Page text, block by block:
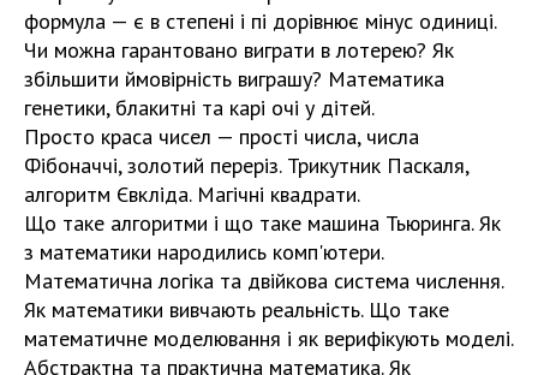
формула — є в степені і пі дорівнює мінус одиниці.
Чи можна гарантовано виграти в лотерею? Як
збільшити ймовірність виграшу? Математика
генетики, блакитні та карі очі у дітей.
Просто краса чисел — прості числа, числа
Фібоначчі, золотий переріз. Трикутник Паскаля,
алгоритм Євкліда. Магічні квадрати.
Що таке алгоритми і що таке машина Тьюринга. Як
з математики народились комп'ютери.
Математична логіка та двійкова система числення.
Як математики вивчають реальність. Що таке
математичне моделювання і як верифікують моделі.
Абстрактна та практична математика. Як